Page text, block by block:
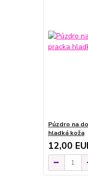
Púzdro na
hladká koža
12,00